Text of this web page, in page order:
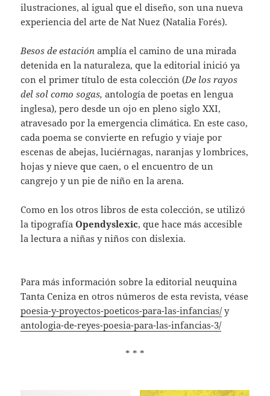
ilustraciones, al igual que el diseño, son una nueva
experiencia del arte de Nat Nuez (Natalia Forés).
Besos de estación amplía el camino de una mirada
detenida en la naturaleza, que la editorial inició ya
con el primer título de esta colección (De los rayos
del sol como sogas, antología de poetas en lengua
inglesa), pero desde un ojo en pleno siglo XXI,
atravesado por la emergencia climática. En este caso,
cada poema se convierte en refugio y viaje por
escenas de abejas, luciérnagas, naranjas y lombrices,
hojas y nieve que caen, o el encuentro de un
cangrejo y un pie de niño en la arena.
Como en los otros libros de esta colección, se utilizó
la tipografíaOpendyslexic, que hace más accesible
la lectura a niñas y niños con dislexia.
Para más información sobre la editorial neuquina
Tanta Ceniza en otros números de esta revista, véase
poesia-y-proyectos-poeticos-para-las-infancias/y
antologia-de-reyes-poesia-para-las-infancias-3/
* * *